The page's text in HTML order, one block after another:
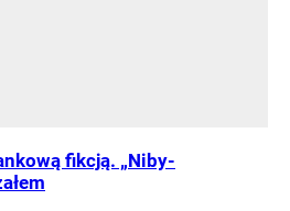
fikcją. „Niby-